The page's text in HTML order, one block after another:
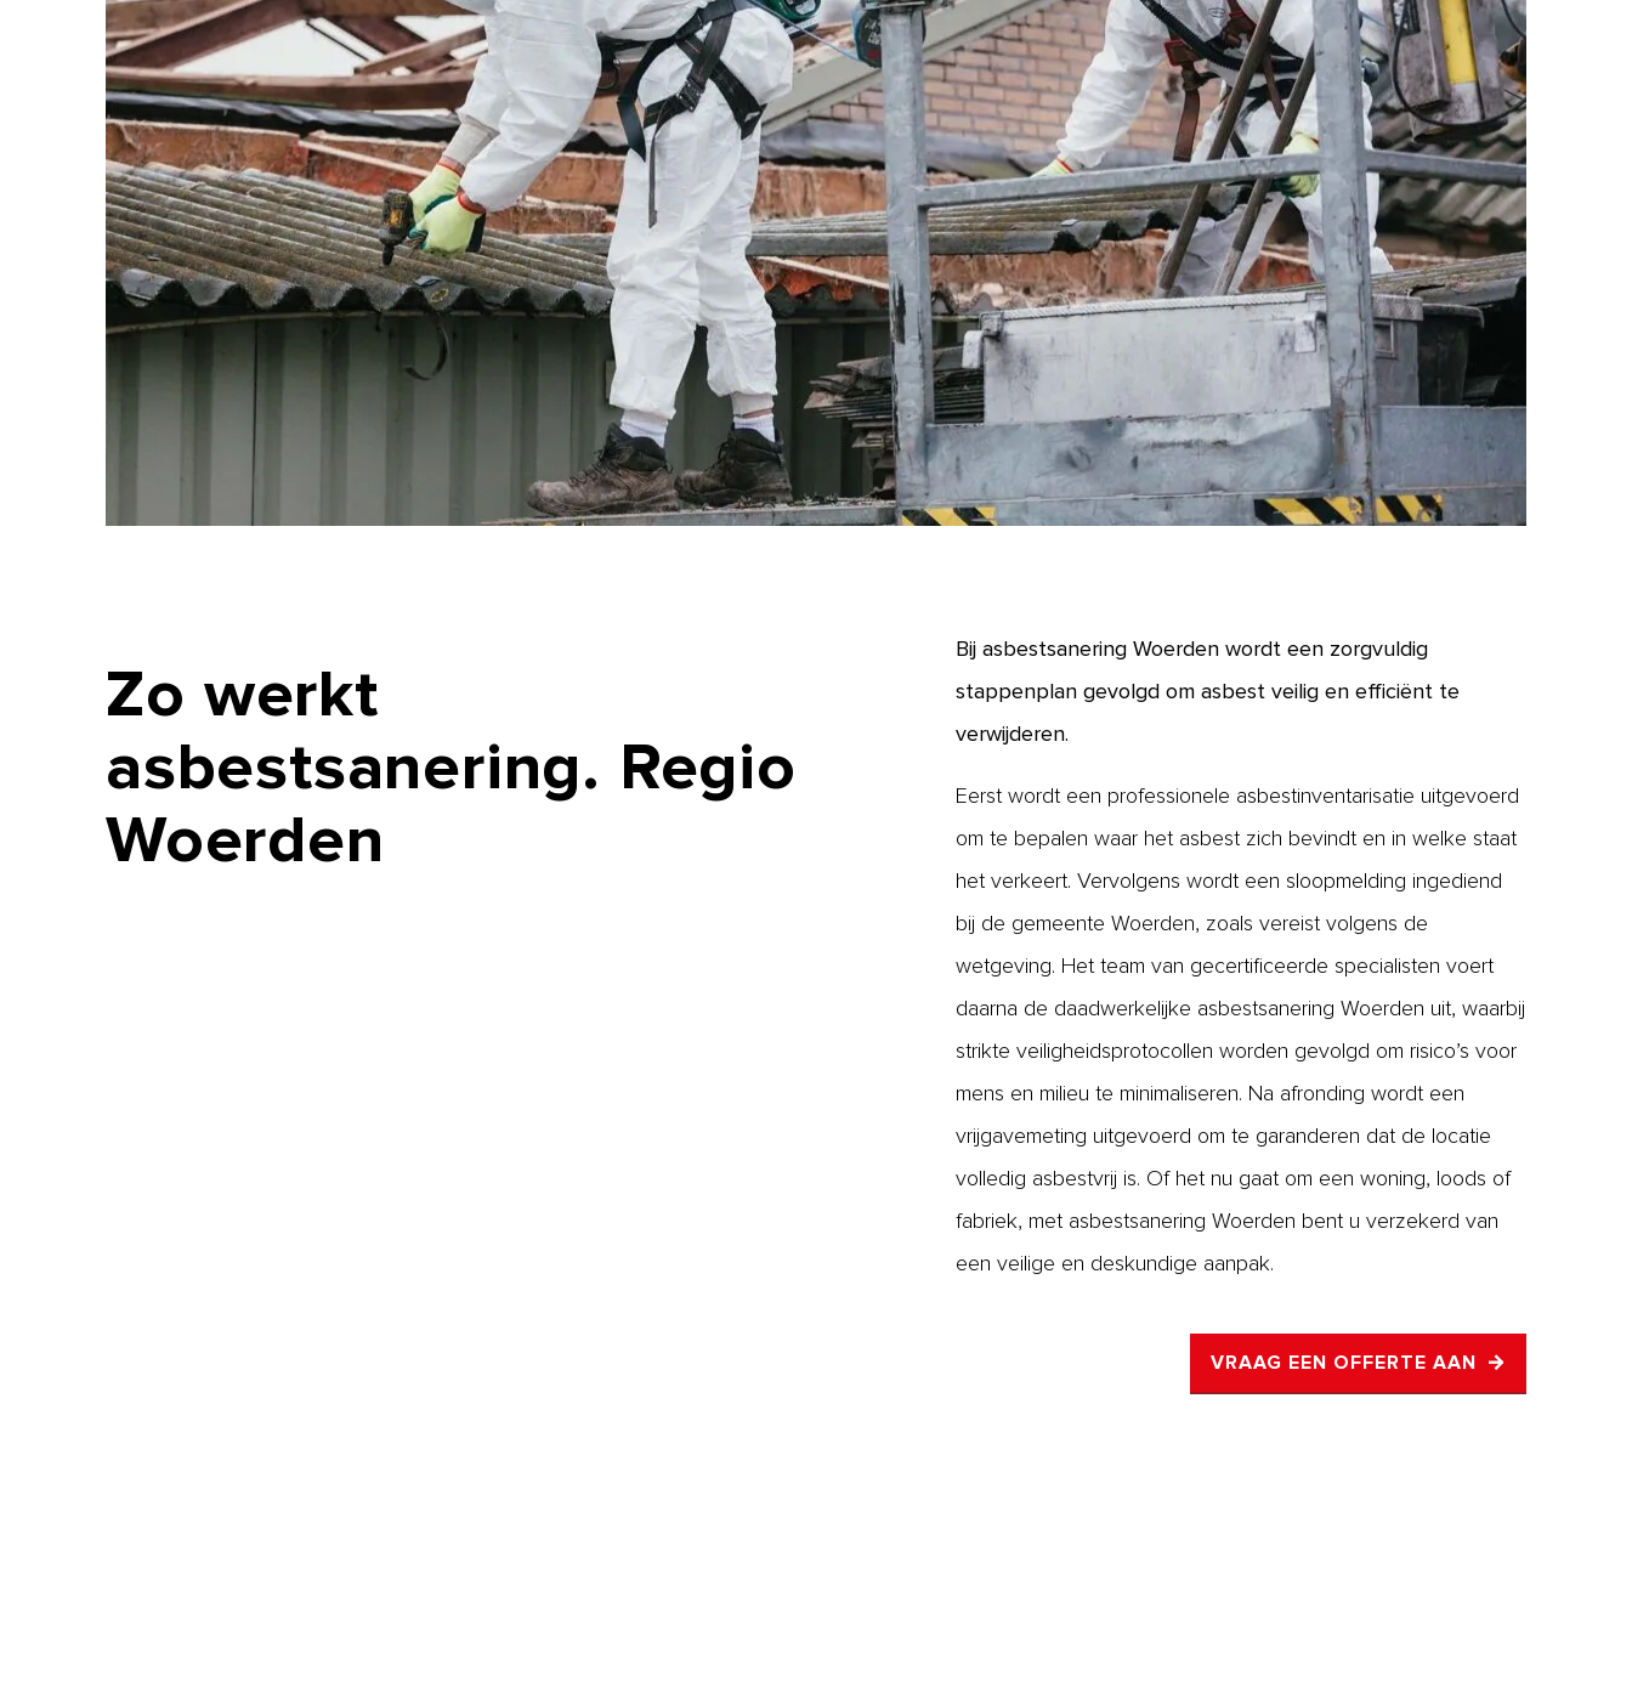
Zo werkt
asbestsanering. Regio
Woerden
Bij asbestsanering Woerden wordt een zorgvuldig
stappenplan gevolgd om asbest veilig en efficiënt te
verwijderen.
Eerst wordt een professionele asbestinventarisatie uitgevoerd
om te bepalen waar het asbest zich bevindt en in welke staat
het verkeert. Vervolgens wordt een sloopmelding ingediend
bij de gemeente Woerden, zoals vereist volgens de
wetgeving. Het team van gecertificeerde specialisten voert
daarna de daadwerkelijke asbestsanering Woerden uit, waarbij
strikte veiligheidsprotocollen worden gevolgd om risico’s voor
mens en milieu te minimaliseren. Na afronding wordt een
vrijgavemeting uitgevoerd om te garanderen dat de locatie
volledig asbestvrij is. Of het nu gaat om een woning, loods of
fabriek, met asbestsanering Woerden bent u verzekerd van
een veilige en deskundige aanpak.
VRAAG EEN OFFERTE AAN